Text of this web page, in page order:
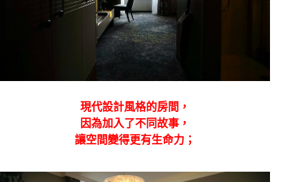
現代設計風格的房間，
因為加入了不同故事，
讓空間變得更有生命力；